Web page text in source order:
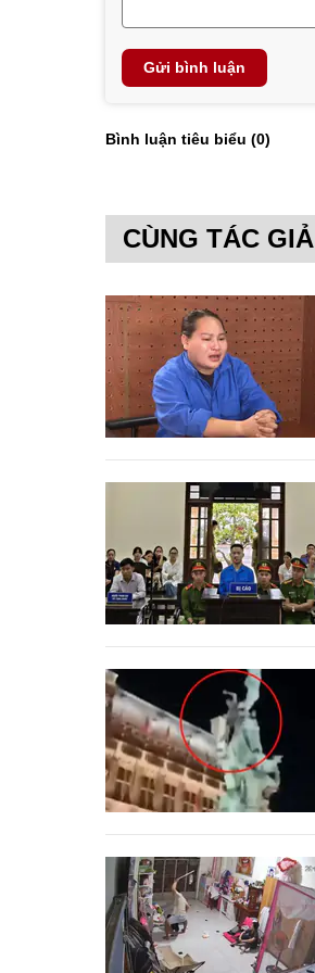
Gửi bình luận
Bình luận tiêu biểu (0)
CÙNG TÁC GIẢ